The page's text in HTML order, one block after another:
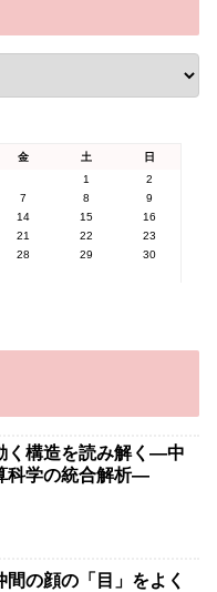
金 土
日
1
2
7 8
9
14 15
16
21 22
23
28 29
30
く構造を読み解く―中
科学の統合解析―
間の顔の「目」をよく